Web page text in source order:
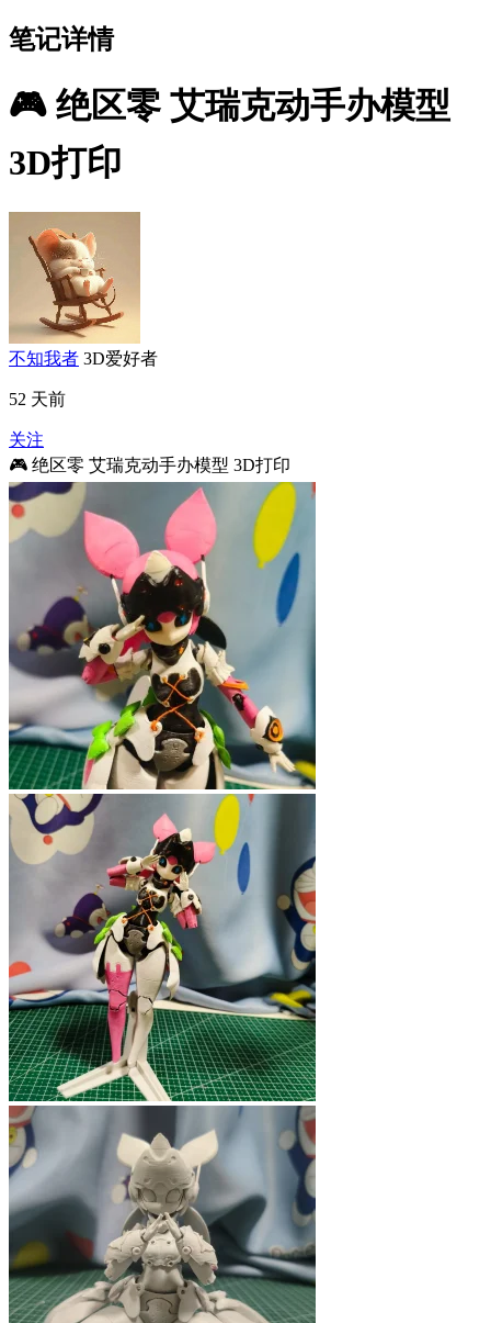
笔记详情
🎮 绝区零 艾瑞克动手办模型
3D打印
不知我者 3D爱好者
52 天前
关注
🎮 绝区零 艾瑞克动手办模型 3D打印